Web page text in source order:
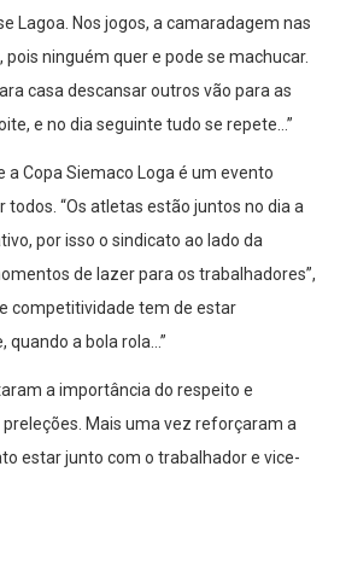
Lagoa. Nos jogos, a camaradagem nas
ninguém quer e pode se machucar.
casa descansar outros vão para as
e no dia seguinte tudo se repete…”
a Copa Siemaco Loga é um evento
todos. “Os atletas estão juntos no dia a
por isso o sindicato ao lado da
de lazer para os trabalhadores”,
competitividade tem de estar
quando a bola rola…”
a importância do respeito e
Mais uma vez reforçaram a
estar junto com o trabalhador e vice-